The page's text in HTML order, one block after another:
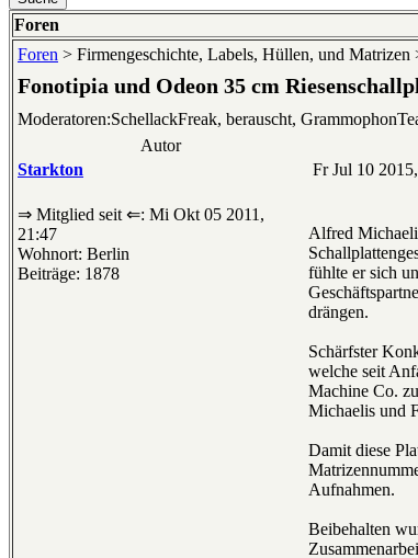
Foren
Foren > Firmengeschichte, Labels, Hüllen, und Matrizen
Fonotipia und Odeon 35 cm
Moderatoren:SchellackFreak, berauscht,
Autor
Starkton
Fr Jul 10
⇒ Mitglied seit ⇐: Mi Okt 05 2011,
21:47
Wohnort: Berlin
Beiträge: 1878
Alfred
fühlte er sich
drängen.
Schärfster
welche seit
Machine Co.
Michaelis und
Damit diese
Aufnahmen.
Beibehalten